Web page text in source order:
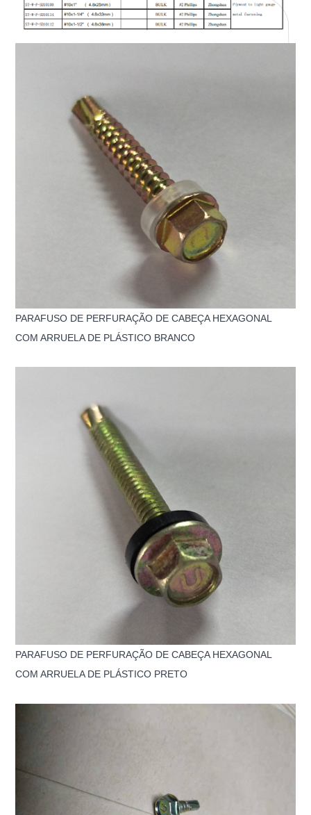
PARAFUSO DE PERFURAÇÃO DE CABEÇA HEXAGONAL
COM ARRUELA DE PLÁSTICO BRANCO
PARAFUSO DE PERFURAÇÃO DE CABEÇA HEXAGONAL
COM ARRUELA DE PLÁSTICO PRETO